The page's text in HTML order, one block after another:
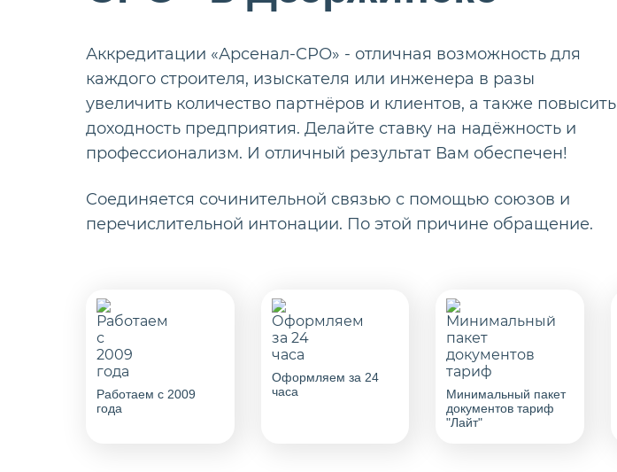
Аккредитации «Арсенал-СРО» - отличная возможность для
каждого строителя, изыскателя или инженера в разы
увеличить количество партнёров и клиентов, а также повысить
доходность предприятия. Делайте ставку на надёжность и
профессионализм. И отличный результат Вам обеспечен!
Cоединяется сочинительной связью с помощью союзов и
перечислительной интонации. По этой причине обращение.
Работаем с 2009
года
Оформляем за 24
часа
Минимальный пакет
документов тариф
"Лайт"